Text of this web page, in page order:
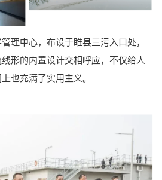
中心，布设于睢县三污入口处，
形的内置设计交相呼应，不仅给人
也充满了实用主义。